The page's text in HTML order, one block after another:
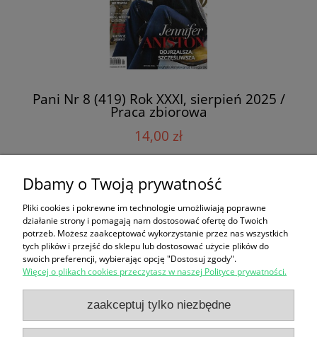
Pani Nr 8 (419) Rok XXXI, sierpień 2025 /
Praca zbiorowa
14,00 zł
do koszyka
« 1 2
Zakupy
Pomoc
Dbamy o Twoją prywatność
Pliki cookies i pokrewne im technologie umożliwiają poprawne
działanie strony i pomagają nam dostosować ofertę do Twoich
potrzeb. Możesz zaakceptować wykorzystanie przez nas wszystkich
tych plików i przejść do sklepu lub dostosować użycie plików do
swoich preferencji, wybierając opcję "Dostosuj zgody".
Więcej o plikach cookies przeczytasz w naszej Polityce prywatności.
zaakceptuj tylko niezbędne